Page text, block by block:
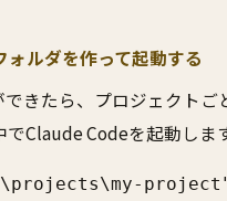
ォルダを作って起動する
きたら、プロジェクトご
Claude Codeを起動します